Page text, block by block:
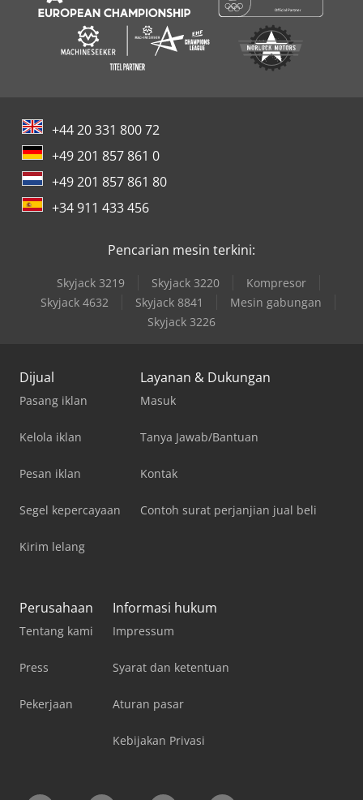
+44 20 331 800 72
+49 201 857 861 0
+49 201 857 861 80
+34 911 433 456
Pencarian mesin terkini:
Skyjack 3219 Skyjack 3220
Kompresor
Skyjack 4632
Skyjack 8841
Mesin gabungan
Skyjack 3226
Dijual
Pasang iklan
Kelola iklan
Pesan iklan
Segel kepercayaan
Kirim lelang
Layanan & Dukungan
Masuk
Tanya Jawab/Bantuan
Kontak
Contoh surat perjanjian jual beli
Perusahaan
Tentang kami
Press
Pekerjaan
Informasi hukum
Impressum
Syarat dan ketentuan
Aturan pasar
Kebijakan Privasi